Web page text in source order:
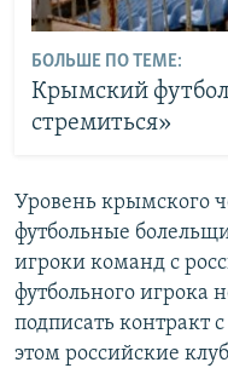
БОЛЬШЕ ПО ТЕМЕ:
Крымский
стремиться»
Уровень крымского
футбольные
игроки команд с
футбольного игрока
подписать
этом российские